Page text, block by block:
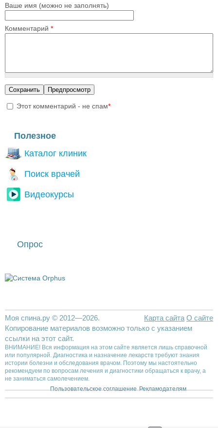
Ваше имя (можно не заполнять)
Комментарий *
Этот комментарий - не спам*
Полезное
Каталог клиник
Поиск врачей
Видеокурсы
Опрос
Карта сайта О сайте
Моя спина.ру © 2012—2026.
Копирование материалов возможно только с указанием
ссылки на этот сайт.
ВНИМАНИЕ! Вся информация на этом сайте является лишь справочной
или популярной. Диагностика и назначение лекарств требуют знания
истории болезни и обследования врачом. Поэтому мы настоятельно
рекомендуем по вопросам лечения и диагностики обращаться к врачу, а
не заниматься самолечением.
Пользовательское соглашение Рекламодателям